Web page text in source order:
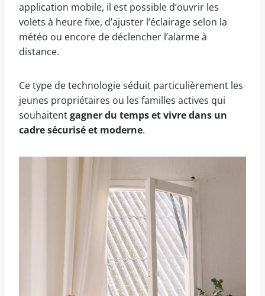
application mobile, il est possible d’ouvrir les
volets à heure fixe, d’ajuster l’éclairage selon la
météo ou encore de déclencher l’alarme à
distance.
Ce type de technologie séduit particulièrement les
jeunes propriétaires ou les familles actives qui
souhaitentgagner du temps et vivre dans un
cadre sécurisé et moderne.